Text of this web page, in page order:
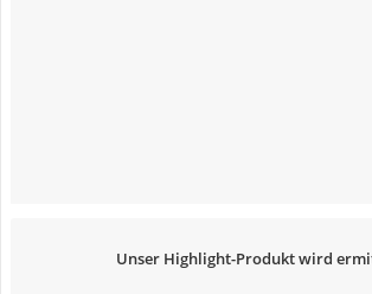
Unser Highlight-Produkt wird